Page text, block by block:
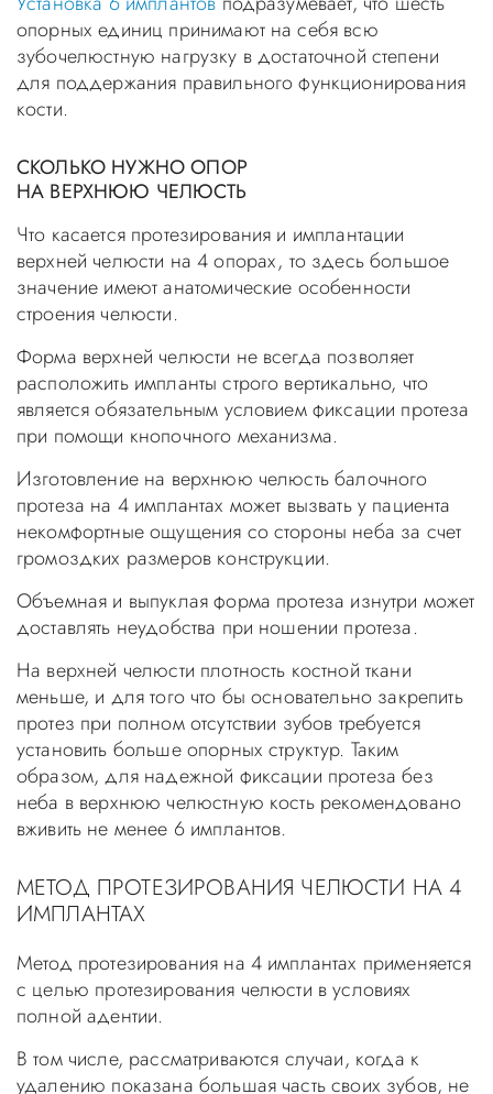
опорных единиц принимают на себя всю
зубочелюстную нагрузку в достаточной степени
для поддержания правильного функционирования
кости.
СКОЛЬКО НУЖНО ОПОР
НА ВЕРХНЮЮ ЧЕЛЮСТЬ
Что касается протезирования и имплантации
верхней челюсти на 4 опорах, то здесь большое
значение имеют анатомические особенности
строения челюсти.
Форма верхней челюсти не всегда позволяет
расположить импланты строго вертикально, что
является обязательным условием фиксации протеза
при помощи кнопочного механизма.
Изготовление на верхнюю челюсть балочного
протеза на 4 имплантах может вызвать у пациента
некомфортные ощущения со стороны неба за счет
громоздких размеров конструкции.
Объемная и выпуклая форма протеза изнутри может
доставлять неудобства при ношении протеза.
На верхней челюсти плотность костной ткани
меньше, и для того что бы основательно закрепить
протез при полном отсутствии зубов требуется
установить больше опорных структур. Таким
образом, для надежной фиксации протеза без
неба в верхнюю челюстную кость рекомендовано
вживить не менее 6 имплантов.
МЕТОД ПРОТЕЗИРОВАНИЯ ЧЕЛЮСТИ НА 4
ИМПЛАНТАХ
Метод протезирования на 4 имплантах применяется
с целью протезирования челюсти в условиях
полной адентии.
В том числе, рассматриваются случаи, когда к
удалению показана большая часть своих зубов, не